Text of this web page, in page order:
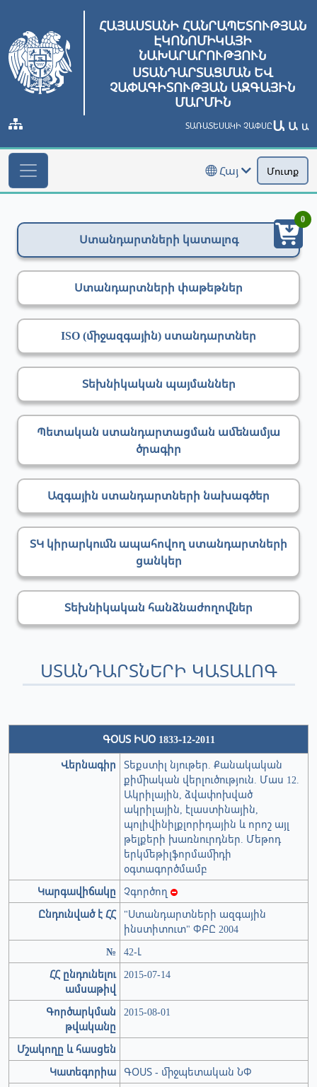
ՀԱՅԱՍՏԱՆԻ ՀԱՆՐԱՊԵՏՈՒԹՅԱՆ
ԷԿՈՆՈՄԻԿԱՅԻ
ՆԱԽԱՐԱՐՈՒԹՅՈՒՆ
ՍՏԱՆԴԱՐՏԱՑՄԱՆ ԵՎ
ՉԱՓԱԳԻՏՈՒԹՅԱՆ ԱԶԳԱՅԻՆ
ՄԱՐՄԻՆ
ՏԱՌԱՏԵՍԱԿԻ ՉԱՓՍԸԱ Ա Ա
Հայ Մուտք
Ստանդարտների կատալոգ
Ստանդարտների փաթեթներ
ISO (միջազգային) ստանդարտներ
Տեխնիկական պայմաններ
Պետական ստանդարտացման ամենամյա
ծրագիր
Ազգային ստանդարտների նախագծեր
ՏԿ կիրարկումն ապահովող ստանդարտների
ցանկեր
Տեխնիկական հանձնաժողովներ
ՍՏԱՆԴԱՐՏՆԵՐԻ ԿԱՏԱԼՈԳ
ԳՕՍՏ ԻՍՕ 1833-12-2011
Վերնագիր
Տեքստիլ նյութեր. Քանակական
քիմիական վերլուծություն. Մաս 12.
Ակրիլային, ձվափոխված
ակրիլային, էլաստինային,
պոլիվինիլքլորիդային և որոշ այլ
թելքերի խառնուրդներ. Մեթոդ
երկմեթիլֆորմամիդի
օգտագործմամբ
Կարգավիճակը
Չգործող
Ընդունված է ՀՀ
"Ստանդարտների ազգային
ինստիտուտ" ՓԲԸ 2004
№
42-Լ
ՀՀ ընդունելու
ամսաթիվ
2015-07-14
Գործարկման
թվականը
2015-08-01
Մշակողը և հասցեն
Կատեգորիա
ԳՕՍՏ - միջպետական ՆՓ
0